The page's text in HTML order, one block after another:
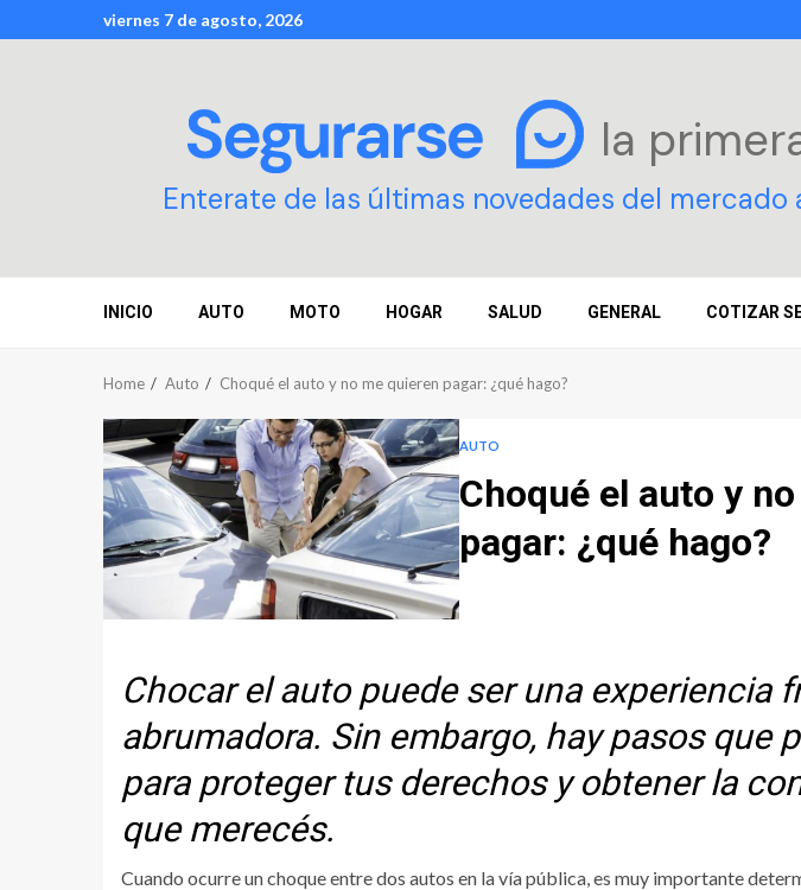
to
viernes 7 de agosto, 2026
la
Enterate de las últimas novedades del
INICIO AUTO MOTO HOGAR SALUD GENERAL COTIZAR
Home Auto Choqué el auto y no me quieren pagar: ¿qué hago?
AUTO
Choqué el auto y
pagar: ¿qué hago?
Chocar el auto puede ser una experiencia
abrumadora. Sin embargo, hay pasos que
para proteger tus derechos y obtener la
que merecés.
Cuando ocurre un choque entre dos autos en la vía pública, es muy importante